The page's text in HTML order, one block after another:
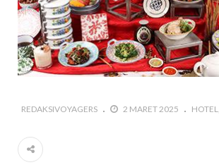
REDAKSIVOYAGERS 2 MARET 2025 HOTEL